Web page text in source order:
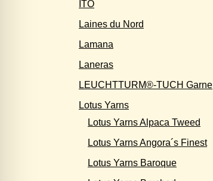
ITO
Laines du Nord
Lamana
Laneras
LEUCHTTURM®-TUCH Garne
Lotus Yarns
Lotus Yarns Alpaca Tweed
Lotus Yarns Angora´s Finest
Lotus Yarns Baroque